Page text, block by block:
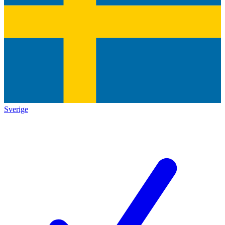
Sverige